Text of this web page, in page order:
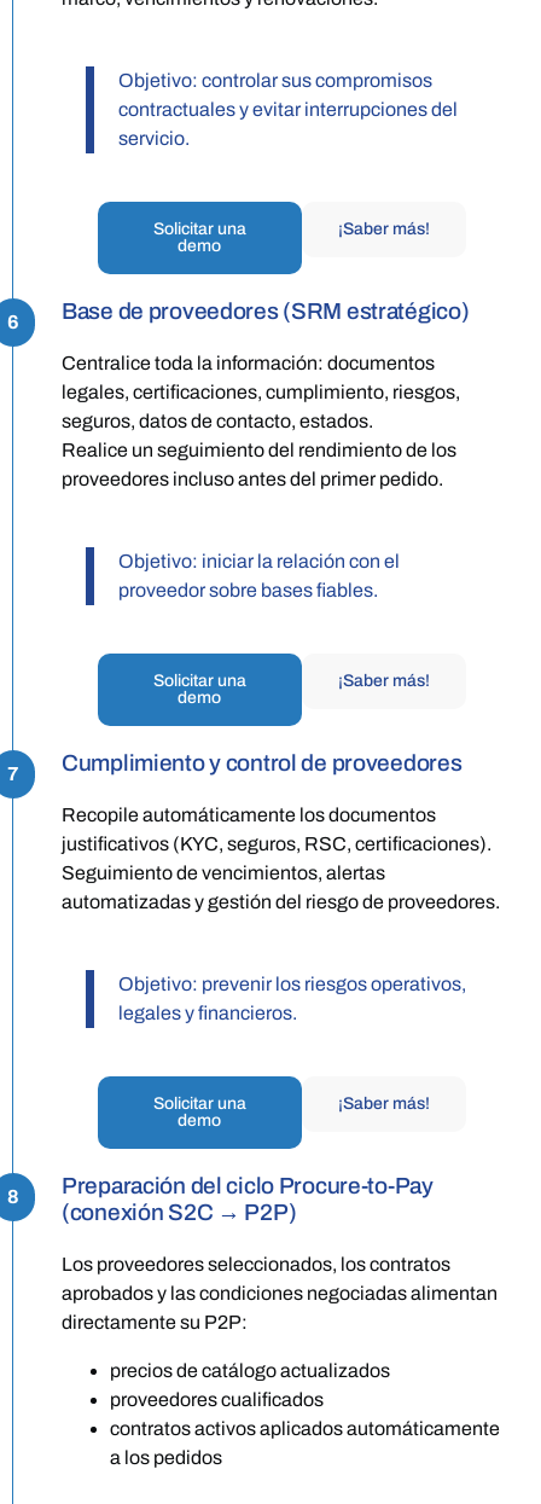
Objetivo: controlar sus compromisos
contractuales y evitar interrupciones del
servicio.
Solicitar una
demo
¡Saber más!
Base de proveedores (SRM estratégico)
6
Centralice toda la información: documentos
legales, certificaciones, cumplimiento, riesgos,
seguros, datos de contacto, estados.
Realice un seguimiento del rendimiento de los
proveedores incluso antes del primer pedido.
Objetivo: iniciar la relación con el
proveedor sobre bases fiables.
Solicitar una
demo
¡Saber más!
Cumplimiento y control de proveedores
7
Recopile automáticamente los documentos
justificativos (KYC, seguros, RSC, certificaciones).
Seguimiento de vencimientos, alertas
automatizadas y gestión del riesgo de proveedores.
Objetivo: prevenir los riesgos operativos,
legales y financieros.
Solicitar una
demo
¡Saber más!
Preparación del ciclo Procure-to-Pay
(conexión S2C → P2P)
8
Los proveedores seleccionados, los contratos
aprobados y las condiciones negociadas alimentan
directamente su P2P:
precios de catálogo actualizados
proveedores cualificados
contratos activos aplicados automáticamente
a los pedidos